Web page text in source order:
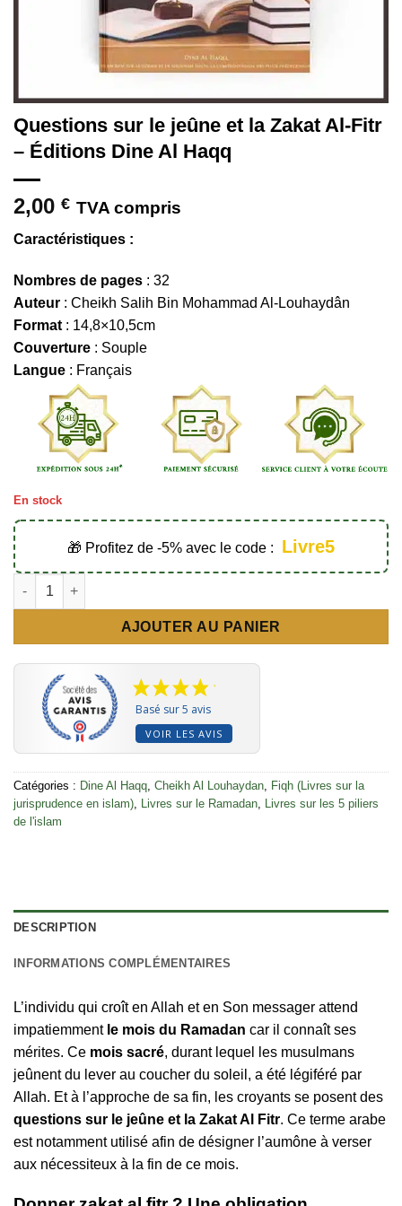
Questions sur le jeûne et la Zakat Al-Fitr
– Éditions Dine Al Haqq
2,00 € TVA compris
Caractéristiques :
Nombres de pages : 32
Auteur : Cheikh Salih Bin Mohammad Al-Louhaydân
Format : 14,8×10,5cm
Couverture : Souple
Langue : Français
En stock
🎁 Profitez de -5% avec le code : Livre5
quantité de Questions sur le jeûne et la Zakat Al-Fitr - Éditions
AJOUTER AU PANIER
Basé sur 5 avis
VOIR LES AVIS
Catégories : Dine Al Haqq Cheikh Al Louhaydan
Fiqh (Livres sur la
jurisprudence en islam)
Livres sur le Ramadan
Livres sur les 5 piliers
de l'islam
DESCRIPTION
INFORMATIONS COMPLÉMENTAIRES
L’individu qui croît en Allah et en Son messager attend
impatiemment le mois du Ramadan car il connaît ses
mérites. Ce mois sacré, durant lequel les musulmans
jeûnent du lever au coucher du soleil, a été légiféré par
Allah. Et à l’approche de sa fin, les croyants se posent des
questions sur le jeûne et la Zakat Al Fitr. Ce terme arabe
est notamment utilisé afin de désigner l’aumône à verser
aux nécessiteux à la fin de ce mois.